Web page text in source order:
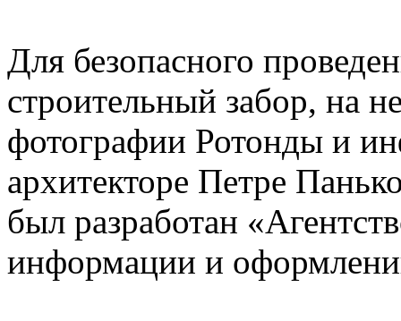
Для безопасного
строительный забор, на
фотографии Ротонды и
архитекторе Петре
был разработан
информации и